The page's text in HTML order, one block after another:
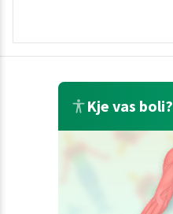
Kje vas boli?